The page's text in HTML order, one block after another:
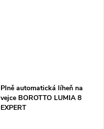
Plně automatická líheň na
vejce BOROTTO LUMIA 8
EXPERT